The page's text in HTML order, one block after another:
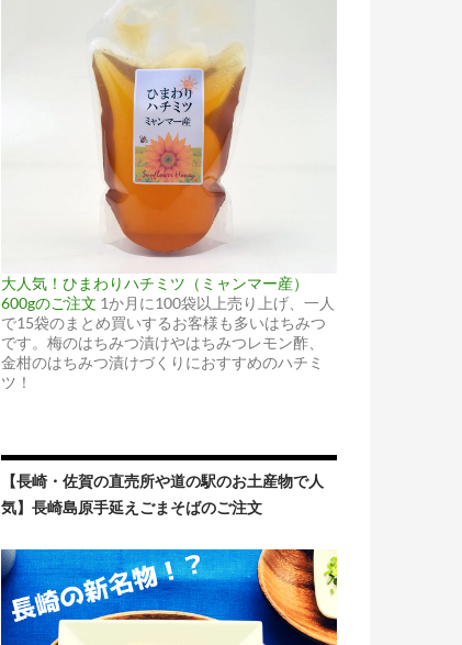
大人気！ひまわりハチミツ（ミャンマー産）
600gのご注文 1か月に100袋以上売り上げ、一人
で15袋のまとめ買いするお客様も多いはちみつ
です。梅のはちみつ漬けやはちみつレモン酢、
金柑のはちみつ漬けづくりにおすすめのハチミ
ツ！
【長崎・佐賀の直売所や道の駅のお土産物で人
気】長崎島原手延えごまそばのご注文